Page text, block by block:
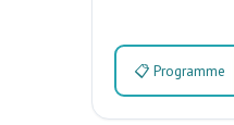
📋 Programme